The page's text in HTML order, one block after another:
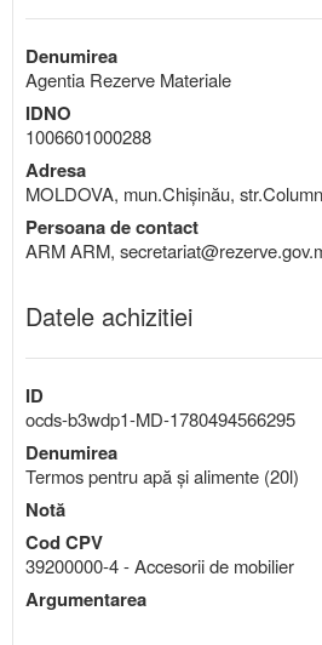
Denumirea
Agentia Rezerve Materiale
IDNO
1006601000288
Adresa
MOLDOVA, mun.Chişinău,
Persoana de contact
ARM ARM,
Datele achizitiei
ID
ocds-b3wdp1-MD-1780494566295
Denumirea
Termos pentru apă și alimente (20l)
Notă
Cod CPV
39200000-4 - Accesorii de mobilier
Argumentarea